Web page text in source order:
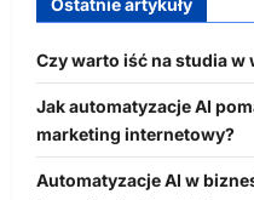
Ostatnie artykuły
Czy warto iść na studia w
Jak automatyzacje AI
marketing internetowy?
Automatyzacje AI w